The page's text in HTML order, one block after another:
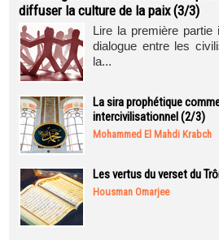
diffuser la culture de la paix (3/3)
Lire la première
dialogue entre les
la...
La sira prophétique
intercivilisationnel (2/3)
Mohammed El Mahdi Krabch
Les vertus du verset du
Housman Omarjee